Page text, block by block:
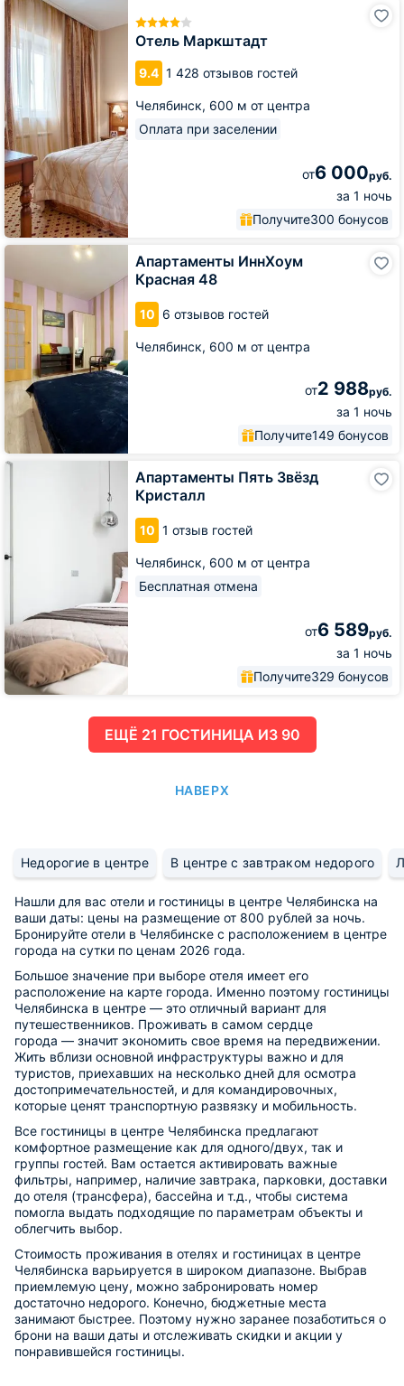
Отель Маркштадт
9.4 1 428 отзывов гостей
Челябинск, 600 м от центра
Оплата при заселении
от6 000руб.
за 1 ночь
Получите300 бонусов
Отель
Маркштадт
Апартаменты ИннХоум
Красная 48
10 6 отзывов гостей
Челябинск, 600 м от центра
от2 988руб.
за 1 ночь
Получите149 бонусов
Апартаменты
Красная
48
Апартаменты Пять Звёзд
Кристалл
10 1 отзыв гостей
Челябинск, 600 м от центра
Бесплатная отмена
от6 589руб.
за 1 ночь
Получите329 бонусов
Апартаменты
ЕЩË 21 ГОСТИНИЦА ИЗ 90
НАВЕРХ
Недорогие в центре В центре с завтраком недорого
Нашли для вас отели и гостиницы в центре Челябинска на
ваши даты: цены на размещение от 800 рублей за ночь.
Бронируйте отели в Челябинске с расположением в центре
города на сутки по ценам 2026 года.
Большое значение при выборе отеля имеет его
расположение на карте города. Именно поэтому гостиницы
Челябинска в центре — это отличный вариант для
путешественников. Проживать в самом сердце
города — значит экономить свое время на передвижении.
Жить вблизи основной инфраструктуры важно и для
туристов, приехавших на несколько дней для осмотра
достопримечательностей, и для командировочных,
которые ценят транспортную развязку и мобильность.
Все гостиницы в центре Челябинска предлагают
комфортное размещение как для одного/двух, так и
группы гостей. Вам остается активировать важные
фильтры, например, наличие завтрака, парковки, доставки
до отеля (трансфера), бассейна и т.д., чтобы система
помогла выдать подходящие по параметрам объекты и
облегчить выбор.
Стоимость проживания в отелях и гостиницах в центре
Челябинска варьируется в широком диапазоне. Выбрав
приемлемую цену, можно забронировать номер
достаточно недорого. Конечно, бюджетные места
занимают быстрее. Поэтому нужно заранее позаботиться о
брони на ваши даты и отслеживать скидки и акции у
понравившейся гостиницы.